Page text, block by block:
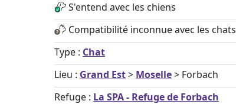
S'entend avec les chiens
Compatibilité inconnue avec les chats
Type : Chat
Lieu : Grand Est> Moselle> Forbach
Refuge : La SPA - Refuge de Forbach